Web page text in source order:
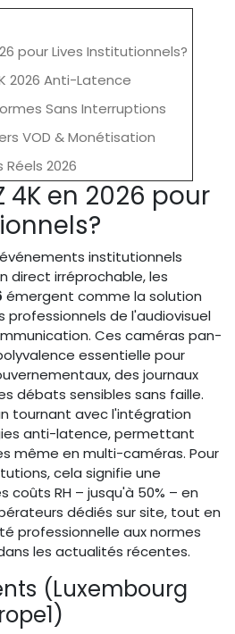
pour Lives Institutionnels?
2026 Anti-Latence
Sans Interruptions
VOD & Monétisation
Réels 2026
4K en 2026 pour
institutionnels
direct irréprochable, les
émergent comme la solution
professionnels de l'audiovisuel
Ces caméras pan-
essentielle pour
des journaux
débats sensibles sans faille.
tournant avec l'intégration
anti-latence, permettant
même en multi-caméras. Pour
cela signifie une
RH – jusqu'à 50% – en
dédiés sur site, tout en
professionnelle aux normes
les actualités récentes.
(Luxembourg